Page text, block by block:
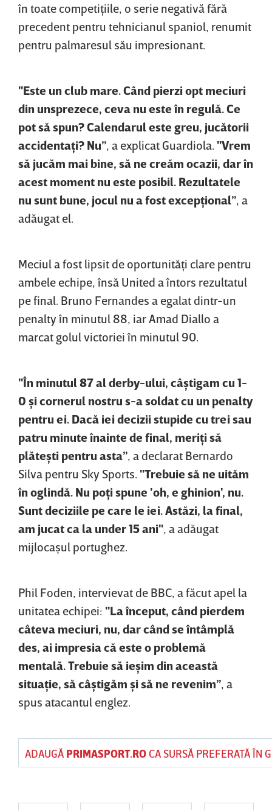
în toate competiţiile, o serie negativă fără
precedent pentru tehnicianul spaniol, renumit
pentru palmaresul său impresionant.
"Este un club mare. Când pierzi opt meciuri
din unsprezece, ceva nu este în regulă. Ce
pot să spun? Calendarul este greu, jucătorii
accidentaţi? Nu”, a explicat Guardiola. "Vrem
să jucăm mai bine, să ne creăm ocazii, dar în
acest moment nu este posibil. Rezultatele
nu sunt bune, jocul nu a fost excepţional”, a
adăugat el.
Meciul a fost lipsit de oportunităţi clare pentru
ambele echipe, însă United a întors rezultatul
pe final. Bruno Fernandes a egalat dintr-un
penalty în minutul 88, iar Amad Diallo a
marcat golul victoriei în minutul 90.
"În minutul 87 al derby-ului, câştigam cu 1-
0 şi cornerul nostru s-a soldat cu un penalty
pentru ei. Dacă iei decizii stupide cu trei sau
patru minute înainte de final, meriţi să
plăteşti pentru asta”, a declarat Bernardo
Silva pentru Sky Sports. "Trebuie să ne uităm
în oglindă. Nu poţi spune 'oh, e ghinion', nu.
Sunt deciziile pe care le iei. Astăzi, la final,
am jucat ca la under 15 ani", a adăugat
mijlocaşul portughez.
Phil Foden, intervievat de BBC, a făcut apel la
unitatea echipei: "La început, când pierdem
câteva meciuri, nu, dar când se întâmplă
des, ai impresia că este o problemă
mentală. Trebuie să ieşim din această
situaţie, să câştigăm şi să ne revenim”, a
spus atacantul englez.
ADAUGĂ PRIMASPORT.ROCA SURSĂ PREFERATĂ ÎN